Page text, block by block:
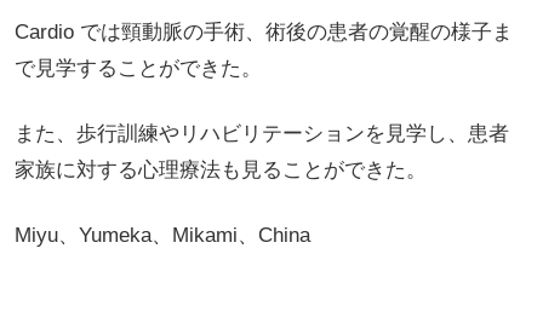
Cardio では頸動脈の手術、術後の患者の覚醒の様子ま
で見学することができた。
また、歩行訓練やリハビリテーションを見学し、患者
家族に対する心理療法も見ることができた。
Miyu、Yumeka、Mikami、China